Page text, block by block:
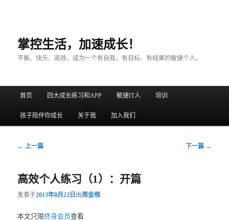
掌控生活，加速成长！
平衡、快乐、高效，成为一个有自我、有目标、有结果的敏捷个人。
跳至主内容区域
跳至副内容区域
首页 四大成长练习和APP 敏捷IT人 培训
孩子陪伴你成长 关于我 加入我们
文章导航
← 上一篇 下一篇 →
高效个人练习（1）：开篇
发表于2013年8月22日 由周金根
本文只限终身会员查看